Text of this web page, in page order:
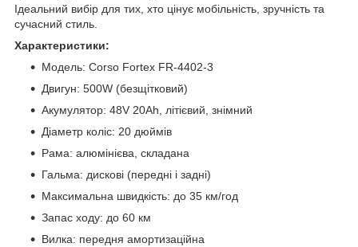
Ідеальний вибір для тих, хто цінує мобільність, зручність та
сучасний стиль.
Характеристики:
Модель: Corso Fortex FR-4402-3
Двигун: 500W (безщітковий)
Акумулятор: 48V 20Ah, літієвий, знімний
Діаметр коліс: 20 дюймів
Рама: алюмінієва, складана
Гальма: дискові (передні і задні)
Максимальна швидкість: до 35 км/год
Запас ходу: до 60 км
Вилка: передня амортизаційна